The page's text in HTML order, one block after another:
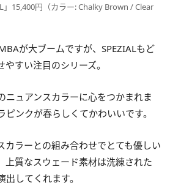
」15,400円（カラー: Chalky Brown / Clear
が大ブームですが、SPEZIALもど
すい注目のシリーズ。
ニュアンスカラーに心をつかまれま
ピンクが春らしくてかわいいです。
カラーとの組み合わせでとても優しい
上質なスウェード素材は洗練された
してくれます。